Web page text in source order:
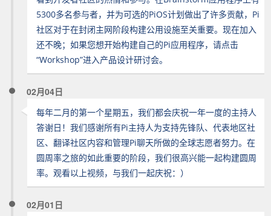
5300多名参与者，并为可选的PiOS计划做出了许多贡献，Pi
社区对于在封闭主网阶段构建公用设施至关重要。现在加入
还不晚；如果您想开始构建自己的Pi应用程序，请点击
“Workshop”进入产品设计研讨会。
02月04日
每年二月的第一个星期五，我们都会庆祝一年一度的主持人
答谢日！我们感谢所有Pi主持人为支持先锋队、代表地区社
区、翻译社区内容和管理Pi聊天所做的全球志愿者努力。在
圆周率之旅的如此重要的阶段，我们很高兴能一起构建圆周
率。观看以上视频，与我们一起庆祝：）
02月01日